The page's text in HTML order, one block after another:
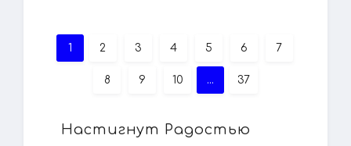
1 2 3 4 5 6 7
8 9 10 ... 37
Настигнут Радостью